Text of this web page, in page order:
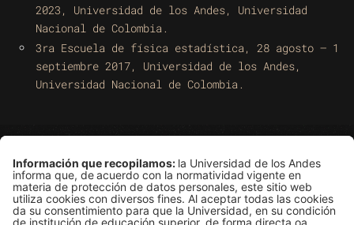
2023, Universidad de los Andes, Universidad
Nacional de Colombia.
3ra Escuela de física estadística, 28 agosto – 1
septiembre 2017, Universidad de los Andes,
Universidad Nacional de Colombia.